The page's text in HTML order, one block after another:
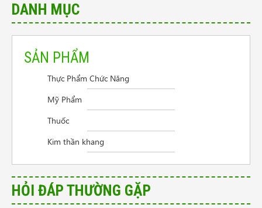
DANH MỤC
SẢN PHẨM
Thực Phẩm Chức Năng
Mỹ Phẩm
Thuốc
Kim thần khang
HỎI ĐÁP THƯỜNG GẶP
Cần tư vấn sản phẩm trị vẩy nến da đầu
Điều trị viêm thanh quản
Người mệt mỏi mất ngủ lo âu
Giao hàng ở Đồng Nai
Lupus ban đỏ có chữa khỏi hoàn toàn được không?
Làm cách nào để nang tuyến giáp nhỏ lại
Làm sạch mụn da bằng cách nào nhanh nhất